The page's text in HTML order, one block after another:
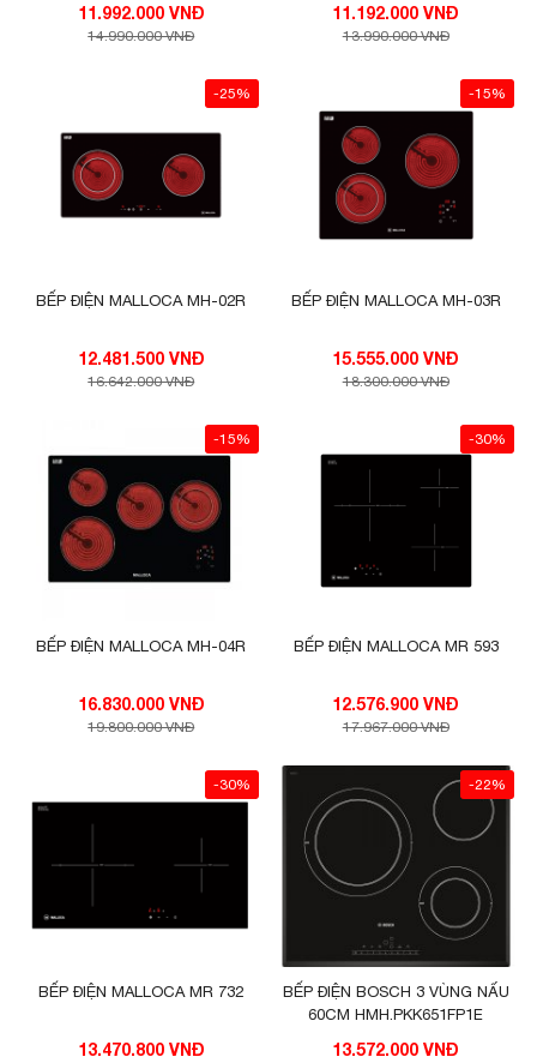
11.992.000 VNĐ
14.990.000 VNĐ
11.192.000 VNĐ
13.990.000 VNĐ
-25%
BẾP ĐIỆN MALLOCA MH-02R
12.481.500 VNĐ
16.642.000 VNĐ
-15%
BẾP ĐIỆN MALLOCA MH-03R
15.555.000 VNĐ
18.300.000 VNĐ
-15%
BẾP ĐIỆN MALLOCA MH-04R
16.830.000 VNĐ
19.800.000 VNĐ
-30%
BẾP ĐIỆN MALLOCA MR 593
12.576.900 VNĐ
17.967.000 VNĐ
-30%
BẾP ĐIỆN MALLOCA MR 732
13.470.800 VNĐ
-22%
BẾP ĐIỆN BOSCH 3 VÙNG NẤU
60CM HMH.PKK651FP1E
13.572.000 VNĐ